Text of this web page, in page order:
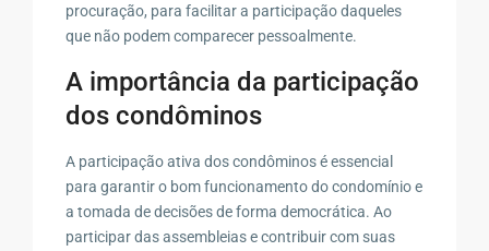
procuração, para facilitar a participação daqueles
que não podem comparecer pessoalmente.
A importância da participação
dos condôminos
A participação ativa dos condôminos é essencial
para garantir o bom funcionamento do condomínio e
a tomada de decisões de forma democrática. Ao
participar das assembleias e contribuir com suas